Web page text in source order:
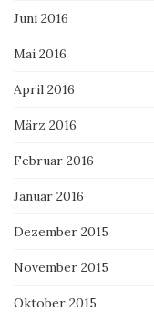
Juni 2016
Mai 2016
April 2016
März 2016
Februar 2016
Januar 2016
Dezember 2015
November 2015
Oktober 2015